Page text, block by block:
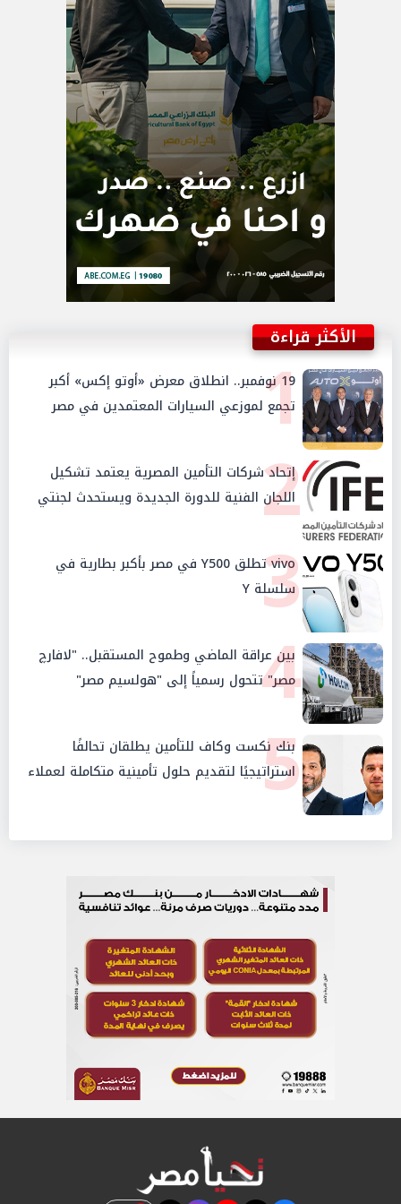
الأكثر قراءة
119 نوفمبر.. انطلاق معرض «أوتو إكس» أكبر
تجمع لموزعي السيارات المعتمدين في مصر
2
إتحاد شركات التأمين المصرية يعتمد تشكيل
اللجان الفنية للدورة الجديدة ويستحدث لجنتي
الأمن السيبراني والإستثمار والإدخار
3
vivo تطلق Y500 في مصر بأكبر بطارية في
سلسلة Y
4
بين عراقة الماضي وطموح المستقبل.. "لافارچ
مصر" تتحول رسمياً إلى "هولسيم مصر"
5
بنك نكست وكاف للتأمين يطلقان تحالفًا
استراتيجيًا لتقديم حلول تأمينية متكاملة لعملاء
البنك